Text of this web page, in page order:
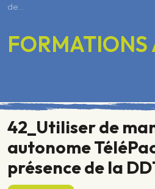
de…
FORMATIONS
42_Utiliser de
autonome
présence de la